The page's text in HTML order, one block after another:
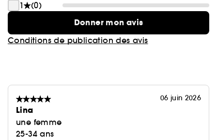
1
(0)
Donner mon avis
Conditions de publication des avis
06 juin 2026
Lina
une femme
25-34 ans